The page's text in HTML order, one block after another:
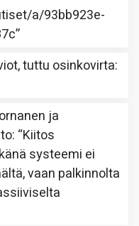
a/93bb923e-
”
tuttu osinkovirta:
ja
: “Kiitos
systeemi ei
vaan palkinnolta